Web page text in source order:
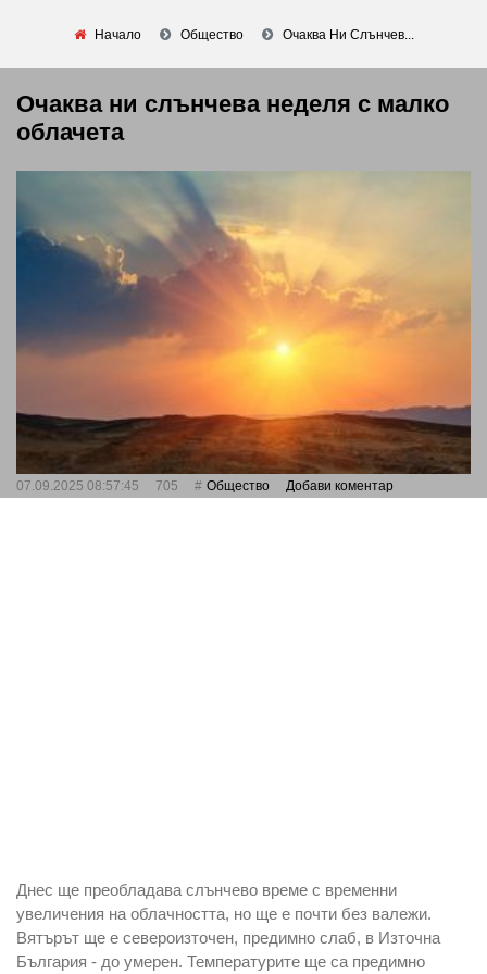
Начало Общество Очаква Ни Слънчев...
Очаква ни слънчева неделя с малко
облачета
07.09.2025 08:57:45 705 Общество Добави коментар
Днес ще преобладава слънчево време с временни
увеличения на облачността, но ще е почти без валежи.
Вятърът ще е североизточен, предимно слаб, в Източна
България - до умерен. Температурите ще са предимно